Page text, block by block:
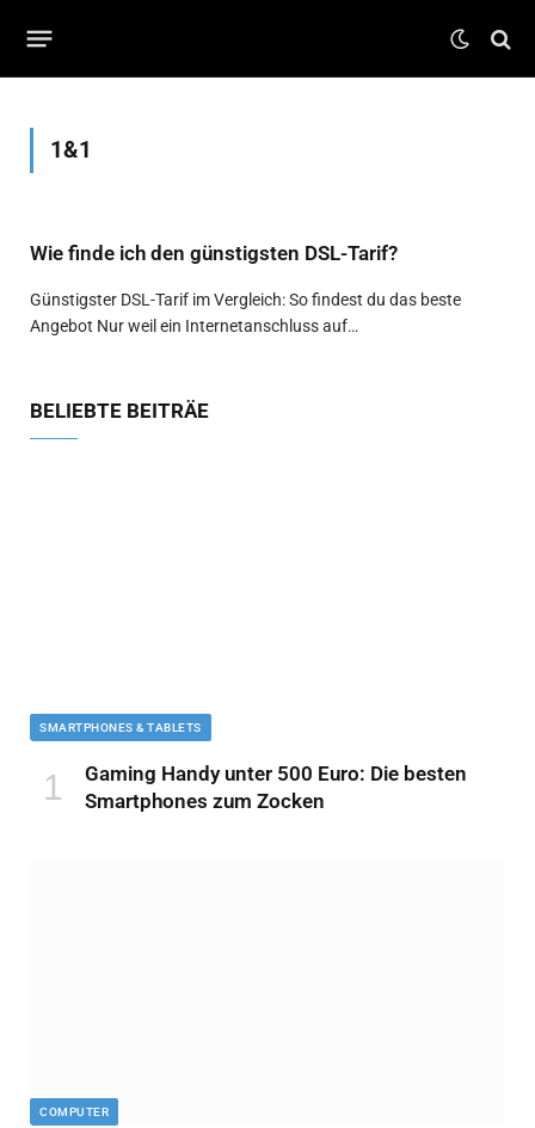
1&1
Wie finde ich den günstigsten DSL-Tarif?
Günstigster DSL-Tarif im Vergleich: So findest du das beste
Angebot Nur weil ein Internetanschluss auf…
BELIEBTE BEITRÄE
SMARTPHONES & TABLETS
Gaming Handy unter 500 Euro: Die besten
Smartphones zum Zocken
COMPUTER